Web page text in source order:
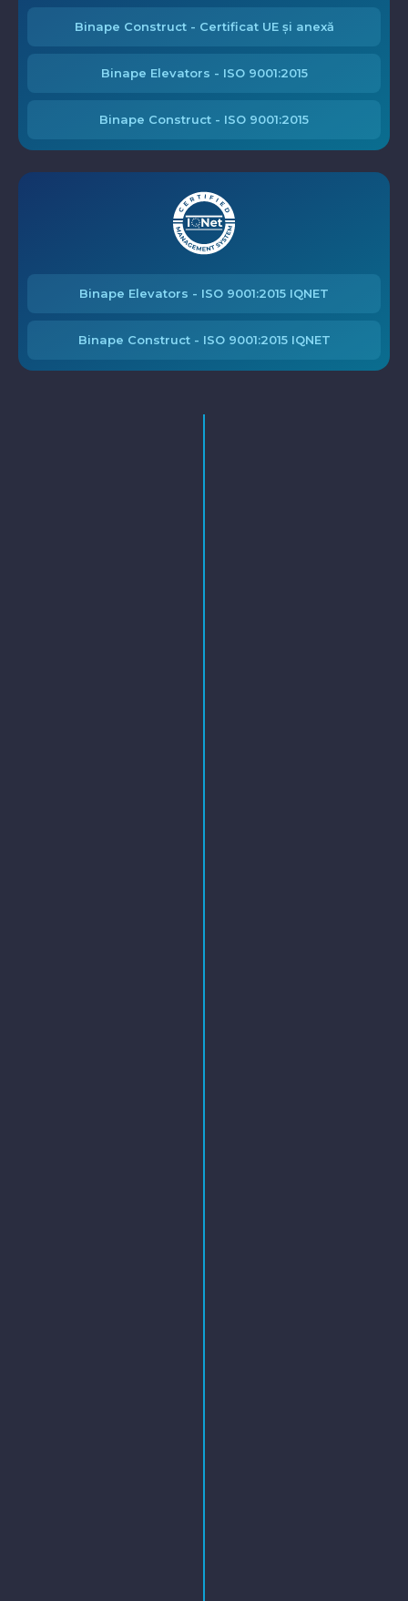
Binape Construct - Certificat UE și anexă
Binape Elevators - ISO 9001:2015
Binape Construct - ISO 9001:2015
Binape Elevators - ISO 9001:2015 IQNET
Binape Construct - ISO 9001:2015 IQNET